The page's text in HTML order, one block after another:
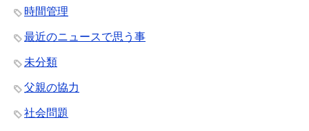
時間管理
最近のニュースで思う事
未分類
父親の協力
社会問題